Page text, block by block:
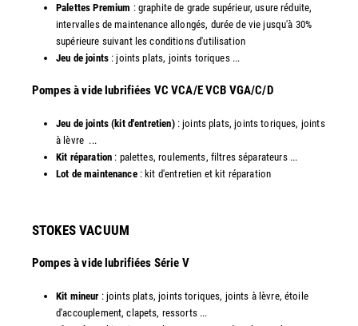
Palettes Premium : graphite de grade supérieur, usure réduite,
intervalles de maintenance allongés, durée de vie jusqu'à 30%
supérieure suivant les conditions d'utilisation
Jeu de joints: joints plats, joints toriques ...
​Pompes à vide lubrifiées VC VCA/E VCB VGA/C/D
Jeu de joints (kit d'entretien) : joints plats, joints toriques, joints
à lèvre ...
Kit réparation : palettes, roulements, filtres séparateurs ...
Lot de maintenance: kit d'entretien et kit réparation​
STOKES VACUUM
Pompes à vide lubrifiées Série V
Kit mineur : joints plats, joints toriques, joints à lèvre, étoile
d'accouplement, clapets, ressorts ...